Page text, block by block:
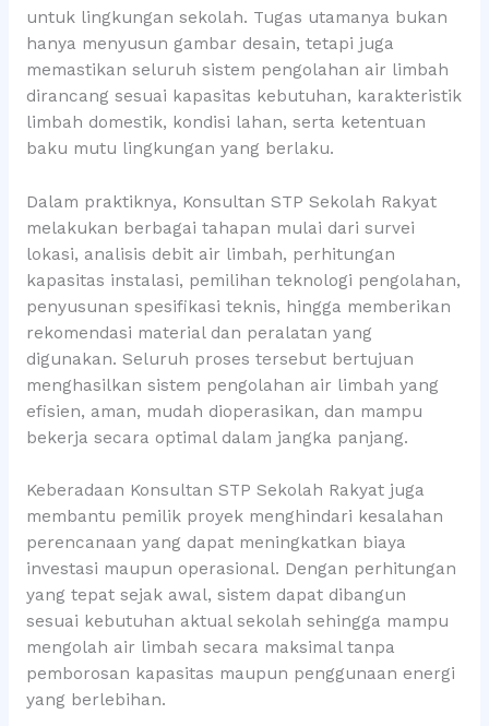
untuk lingkungan sekolah. Tugas utamanya bukan
hanya menyusun gambar desain, tetapi juga
memastikan seluruh sistem pengolahan air limbah
dirancang sesuai kapasitas kebutuhan, karakteristik
limbah domestik, kondisi lahan, serta ketentuan
baku mutu lingkungan yang berlaku.
Dalam praktiknya, Konsultan STP Sekolah Rakyat
melakukan berbagai tahapan mulai dari survei
lokasi, analisis debit air limbah, perhitungan
kapasitas instalasi, pemilihan teknologi pengolahan,
penyusunan spesifikasi teknis, hingga memberikan
rekomendasi material dan peralatan yang
digunakan. Seluruh proses tersebut bertujuan
menghasilkan sistem pengolahan air limbah yang
efisien, aman, mudah dioperasikan, dan mampu
bekerja secara optimal dalam jangka panjang.
Keberadaan Konsultan STP Sekolah Rakyat juga
membantu pemilik proyek menghindari kesalahan
perencanaan yang dapat meningkatkan biaya
investasi maupun operasional. Dengan perhitungan
yang tepat sejak awal, sistem dapat dibangun
sesuai kebutuhan aktual sekolah sehingga mampu
mengolah air limbah secara maksimal tanpa
pemborosan kapasitas maupun penggunaan energi
yang berlebihan.